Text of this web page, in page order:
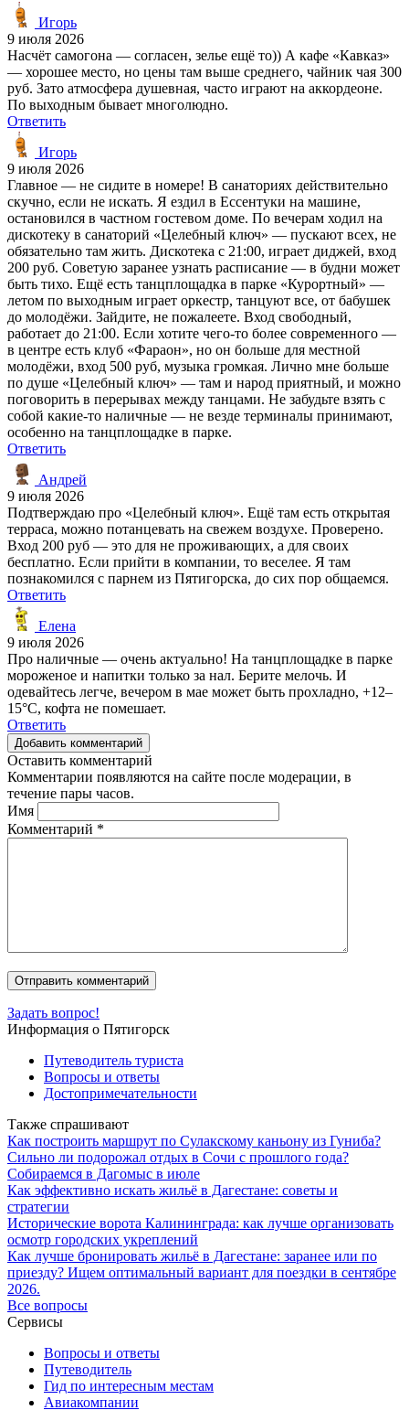
Игорь
9 июля 2026
Насчёт самогона — согласен, зелье ещё то)) А кафе «Кавказ»
— хорошее место, но цены там выше среднего, чайник чая 300
руб. Зато атмосфера душевная, часто играют на аккордеоне.
По выходным бывает многолюдно.
Ответить
Игорь
9 июля 2026
Главное — не сидите в номере! В санаториях действительно
скучно, если не искать. Я ездил в Ессентуки на машине,
остановился в частном гостевом доме. По вечерам ходил на
дискотеку в санаторий «Целебный ключ» — пускают всех, не
обязательно там жить. Дискотека с 21:00, играет диджей, вход
200 руб. Советую заранее узнать расписание — в будни может
быть тихо. Ещё есть танцплощадка в парке «Курортный» —
летом по выходным играет оркестр, танцуют все, от бабушек
до молодёжи. Зайдите, не пожалеете. Вход свободный,
работает до 21:00. Если хотите чего-то более современного —
в центре есть клуб «Фараон», но он больше для местной
молодёжи, вход 500 руб, музыка громкая. Лично мне больше
по душе «Целебный ключ» — там и народ приятный, и можно
поговорить в перерывах между танцами. Не забудьте взять с
собой какие-то наличные — не везде терминалы принимают,
особенно на танцплощадке в парке.
Ответить
Андрей
9 июля 2026
Подтверждаю про «Целебный ключ». Ещё там есть открытая
терраса, можно потанцевать на свежем воздухе. Проверено.
Вход 200 руб — это для не проживающих, а для своих
бесплатно. Если прийти в компании, то веселее. Я там
познакомился с парнем из Пятигорска, до сих пор общаемся.
Ответить
Елена
9 июля 2026
Про наличные — очень актуально! На танцплощадке в парке
мороженое и напитки только за нал. Берите мелочь. И
одевайтесь легче, вечером в мае может быть прохладно, +12–
15°C, кофта не помешает.
Ответить
Добавить комментарий
Оставить комментарий
Комментарии появляются на сайте после модерации, в
течение пары часов.
Имя
Комментарий *
Задать вопрос!
Информация о Пятигорск
Путеводитель туриста
Вопросы и ответы
Достопримечательности
Также спрашивают
Как построить маршрут по Сулакскому каньону из Гуниба?
Сильно ли подорожал отдых в Сочи с прошлого года?
Собираемся в Дагомыс в июле
Как эффективно искать жильё в Дагестане: советы и
стратегии
Исторические ворота Калининграда: как лучше организовать
осмотр городских укреплений
Как лучше бронировать жильё в Дагестане: заранее или по
приезду? Ищем оптимальный вариант для поездки в сентябре
2026.
Все вопросы
Сервисы
Вопросы и ответы
Путеводитель
Гид по интересным местам
Авиакомпании